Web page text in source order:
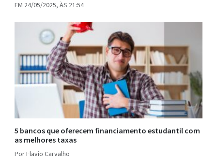
EM 24/05/2025, ÀS 21:54
5 bancos que oferecem financiamento estudantil com
as melhores taxas
Por Flavio Carvalho